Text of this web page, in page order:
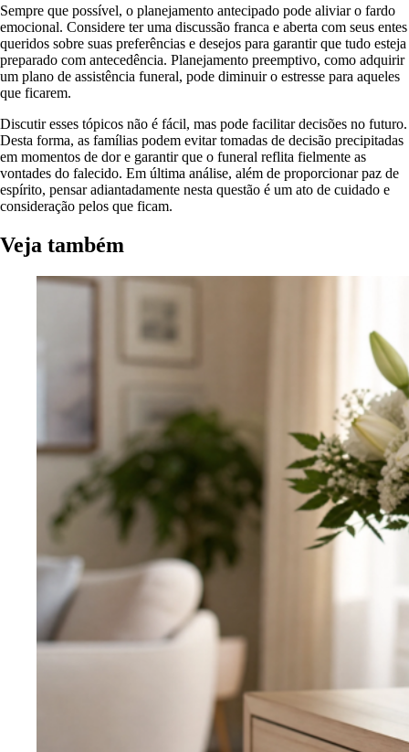
Sempre que possível, o planejamento antecipado pode aliviar o fardo
emocional. Considere ter uma discussão franca e aberta com seus entes
queridos sobre suas preferências e desejos para garantir que tudo esteja
preparado com antecedência. Planejamento preemptivo, como adquirir
um plano de assistência funeral, pode diminuir o estresse para aqueles
que ficarem.
Discutir esses tópicos não é fácil, mas pode facilitar decisões no futuro.
Desta forma, as famílias podem evitar tomadas de decisão precipitadas
em momentos de dor e garantir que o funeral reflita fielmente as
vontades do falecido. Em última análise, além de proporcionar paz de
espírito, pensar adiantadamente nesta questão é um ato de cuidado e
consideração pelos que ficam.
Veja também